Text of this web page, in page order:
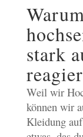
stark
Weil wir
können wir
Kleidung